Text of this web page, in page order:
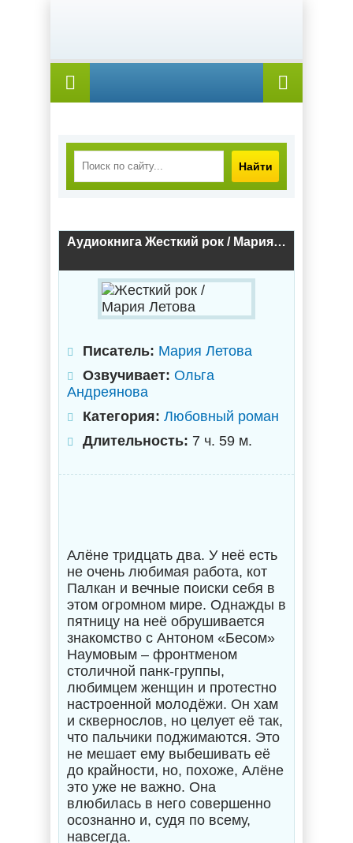
Найти
Аудиокнига Жесткий рок / Мария Летова
Писатель: Мария Летова
Озвучивает: Ольга
Андреянова
Категория: Любовный роман
Длительность: 7 ч. 59 м.
Алёне тридцать два. У неё есть
не очень любимая работа, кот
Палкан и вечные поиски себя в
этом огромном мире. Однажды в
пятницу на неё обрушивается
знакомство с Антоном «Бесом»
Наумовым – фронтменом
столичной панк-группы,
любимцем женщин и протестно
настроенной молодёжи. Он хам
и сквернослов, но целует её так,
что пальчики поджимаются. Это
не мешает ему выбешивать её
до крайности, но, похоже, Алёне
это уже не важно. Она
влюбилась в него совершенно
осознанно и, судя по всему,
навсегда.